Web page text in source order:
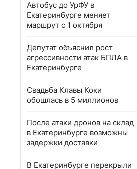
Автобус до УрФУ в
Екатеринбурге меняет
маршрут с 1 октября
Депутат объяснил рост
агрессивности атак БПЛА в
Екатеринбурге
Свадьба Клавы Коки
обошлась в 5 миллионов
После атаки дронов на склад
в Екатеринбурге возможны
задержки доставки
В Екатеринбурге перекрыли